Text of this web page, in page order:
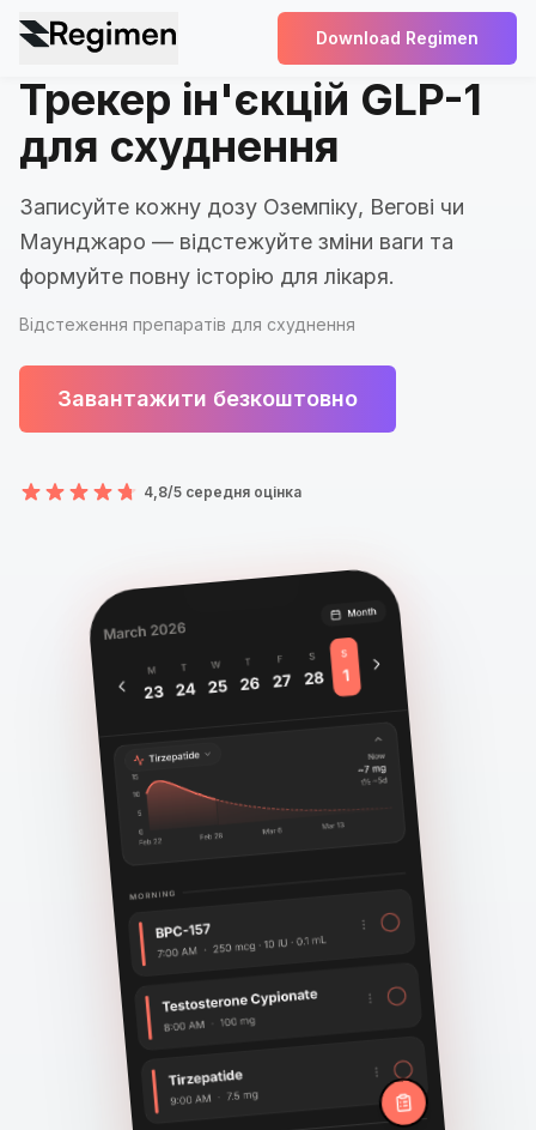
Download Regimen
Трекер ін'єкцій GLP-1
для схуднення
Записуйте кожну дозу Оземпіку, Вегові чи
Маунджаро — відстежуйте зміни ваги та
формуйте повну історію для лікаря.
Відстеження препаратів для схуднення
Завантажити безкоштовно
4,8/5 середня оцінка